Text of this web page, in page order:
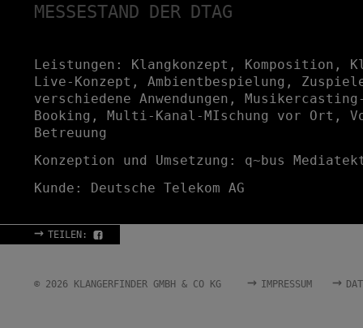
MESSESTAND DER DTAG
Leistungen: Klangkonzept, Komposition,
Live-Konzept, Ambientbespielung,
verschiedene Anwendungen,
Booking, Multi-Kanal-MIschung vor Ort,
Betreuung
Konzeption und Umsetzung: q~bus
Kunde: Deutsche Telekom AG
→ TEILEN:
© 2026 KLANGERFINDER GMBH & CO KG → IMPRESSUM →